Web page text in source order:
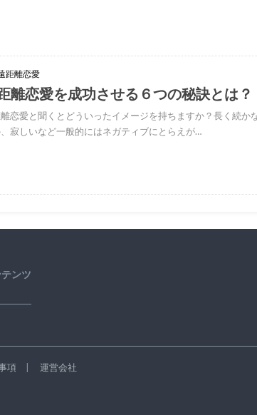
距離恋愛
離恋愛を成功させる６つの秘訣とは？
恋愛と聞くとどういったイメージを持ちますか？長く続か
、寂しいなど一般的にはネガティブにとらえが…
ンツ
項 運営会社